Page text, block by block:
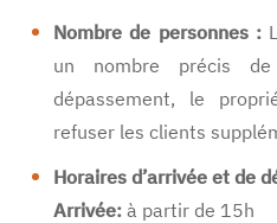
Nombre de personnes :
un nombre précis
dépassement, le
refuser les clients
Horaires d’arrivée et de
Arrivée: à partir de 15h